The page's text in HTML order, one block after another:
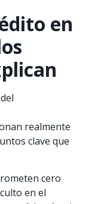
en
realmente
clave que
cero
en el